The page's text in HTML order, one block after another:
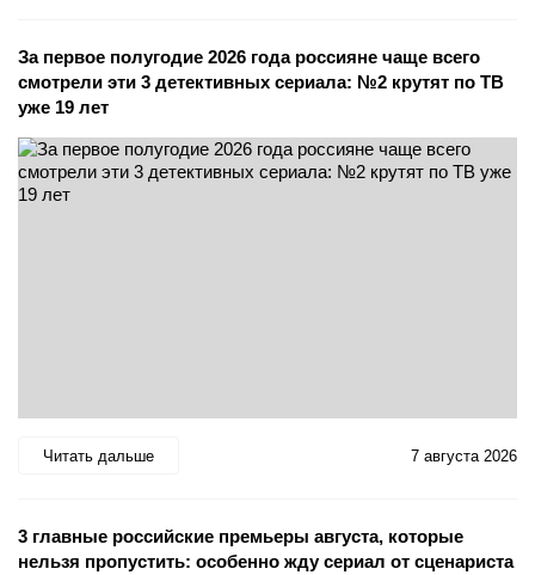
За первое полугодие 2026 года россияне чаще всего
смотрели эти 3 детективных сериала: №2 крутят по ТВ
уже 19 лет
Читать дальше 7 августа 2026
3 главные российские премьеры августа, которые
нельзя пропустить: особенно жду сериал от сценариста